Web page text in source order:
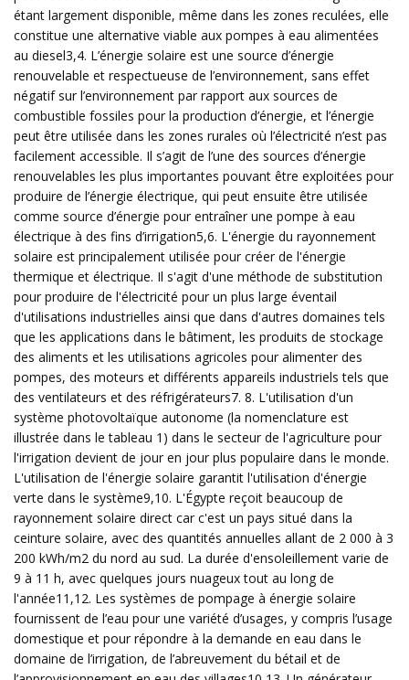
étant largement disponible, même dans les zones reculées, elle
constitue une alternative viable aux pompes à eau alimentées
au diesel3,4. L’énergie solaire est une source d’énergie
renouvelable et respectueuse de l’environnement, sans effet
négatif sur l’environnement par rapport aux sources de
combustible fossiles pour la production d’énergie, et l’énergie
peut être utilisée dans les zones rurales où l’électricité n’est pas
facilement accessible. Il s’agit de l’une des sources d’énergie
renouvelables les plus importantes pouvant être exploitées pour
produire de l’énergie électrique, qui peut ensuite être utilisée
comme source d’énergie pour entraîner une pompe à eau
électrique à des fins d’irrigation5,6. L'énergie du rayonnement
solaire est principalement utilisée pour créer de l'énergie
thermique et électrique. Il s'agit d'une méthode de substitution
pour produire de l'électricité pour un plus large éventail
d'utilisations industrielles ainsi que dans d'autres domaines tels
que les applications dans le bâtiment, les produits de stockage
des aliments et les utilisations agricoles pour alimenter des
pompes, des moteurs et différents appareils industriels tels que
des ventilateurs et des réfrigérateurs7. 8. L'utilisation d'un
système photovoltaïque autonome (la nomenclature est
illustrée dans le tableau 1) dans le secteur de l'agriculture pour
l'irrigation devient de jour en jour plus populaire dans le monde.
L'utilisation de l'énergie solaire garantit l'utilisation d'énergie
verte dans le système9,10. L'Égypte reçoit beaucoup de
rayonnement solaire direct car c'est un pays situé dans la
ceinture solaire, avec des quantités annuelles allant de 2 000 à 3
200 kWh/m2 du nord au sud. La durée d'ensoleillement varie de
9 à 11 h, avec quelques jours nuageux tout au long de
l'année11,12. Les systèmes de pompage à énergie solaire
fournissent de l’eau pour une variété d’usages, y compris l’usage
domestique et pour répondre à la demande en eau dans le
domaine de l’irrigation, de l’abreuvement du bétail et de